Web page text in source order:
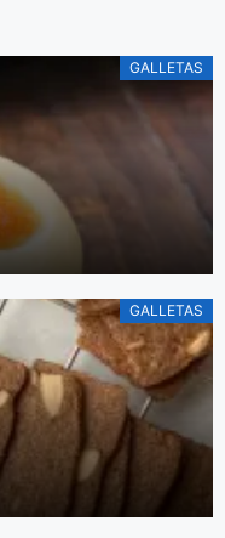
GALLETAS
GALLETAS